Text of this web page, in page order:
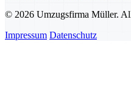
© 2026 Umzugsfirma Müller.
Impressum Datenschutz